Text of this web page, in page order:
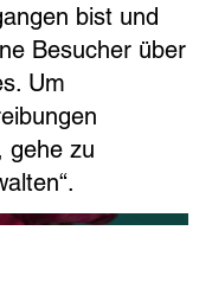
bist und
Besucher über
Um
gehe zu